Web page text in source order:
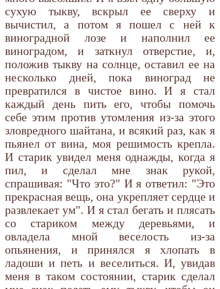
сухую тыкву, вскрыл ее сверху и
вычистил, а потом я пошел с ней к
виноградной лозе и наполнил ее
виноградом, и заткнул отверстие, и,
положив тыкву на солнце, оставил ее на
несколько дней, пока виноград не
превратился в чистое вино. И я стал
каждый день пить его, чтобы помочь
себе этим против утомления из-за этого
зловредного шайтана, и всякий раз, как я
пьянел от вина, моя решимость крепла.
И старик увидел меня однажды, когда я
пил, и сделал мне знак рукой,
спрашивая: "Что это?" И я ответил: "Это
прекрасная вещь, она укрепляет сердце и
развлекает ум". И я стал бегать и плясать
со стариком между деревьями, и
овладела мной веселость из-за
опьянения, и принялся я хлопать в
ладоши и петь и веселиться. И, увидав
меня в таком состоянии, старик сделал